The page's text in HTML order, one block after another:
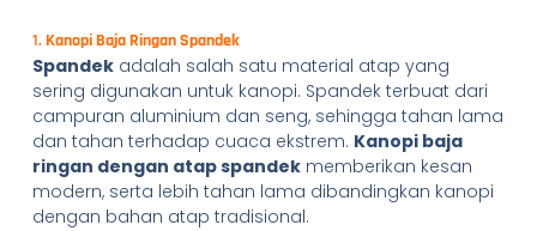
1. Kanopi Baja Ringan Spandek
Spandekadalah salah satu material atap yang
sering digunakan untuk kanopi. Spandek terbuat dari
campuran aluminium dan seng, sehingga tahan lama
dan tahan terhadap cuaca ekstrem. Kanopi baja
ringan dengan atap spandekmemberikan kesan
modern, serta lebih tahan lama dibandingkan kanopi
dengan bahan atap tradisional.